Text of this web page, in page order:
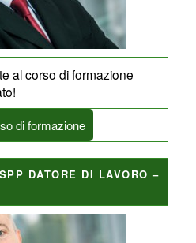
al corso di formazione
di formazione
DATORE DI LAVORO –